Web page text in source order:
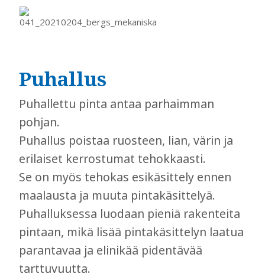
Puhallus
Puhallettu pinta antaa parhaimman
pohjan.
Puhallus poistaa ruosteen, lian, värin ja
erilaiset kerrostumat tehokkaasti.
Se on myös tehokas esikäsittely ennen
maalausta ja muuta pintakäsittelyä.
Puhalluksessa luodaan pieniä rakenteita
pintaan, mikä lisää pintakäsittelyn laatua
parantavaa ja elinikää pidentävää
tarttuvuutta.